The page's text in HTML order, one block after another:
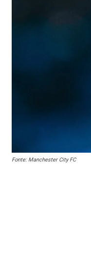
Fonte: Manchester City FC